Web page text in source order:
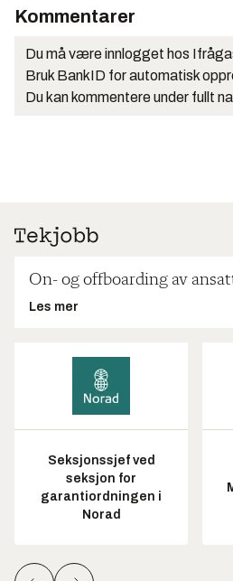
Kommentarer
Du må være innlogget hos
Bruk BankID for automatisk
Du kan kommentere under fullt
On- og offboarding av
Les mer
Seksjonssjef ved
seksjon for
garantiordningen i
Norad